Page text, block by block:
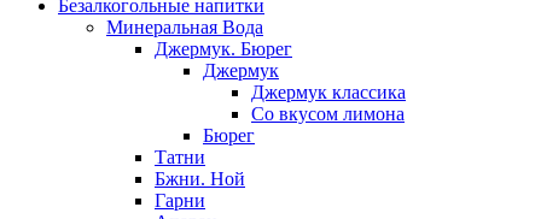
Безалкогольные напитки
Минеральная Вода
Джермук. Бюрег
Джермук
Джермук классика
Со вкусом лимона
Бюрег
Татни
Бжни. Ной
Гарни